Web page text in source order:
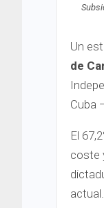
Un
de
Cuba
El
coste